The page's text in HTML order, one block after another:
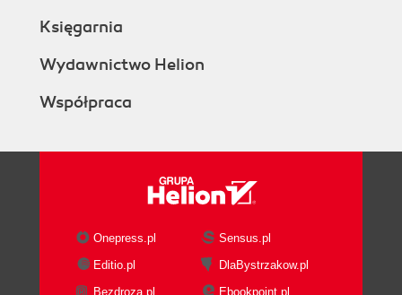
Księgarnia
Wydawnictwo Helion
Współpraca
Onepress.pl
Sensus.pl
Editio.pl
DlaBystrzakow.pl
Bezdroza.pl
Ebookpoint.pl